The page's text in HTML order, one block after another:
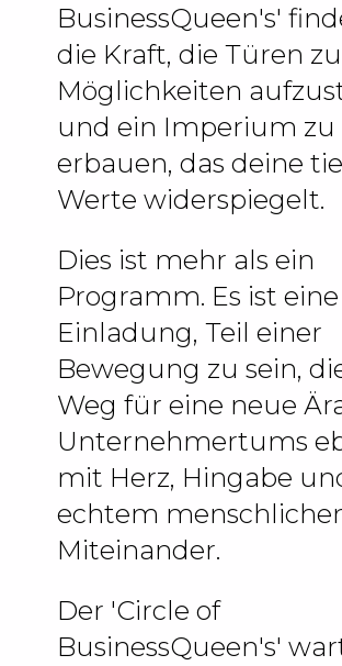
BusinessQueen's'
die Kraft, die Türen
Möglichkeiten
und ein Imperium zu
erbauen, das deine
Werte widerspiegelt.
Dies ist mehr als ein
Programm. Es ist eine
Einladung, Teil einer
Bewegung zu sein,
Weg für eine neue
Unternehmertums
mit Herz, Hingabe
echtem
Miteinander.
Der 'Circle of
BusinessQueen's'